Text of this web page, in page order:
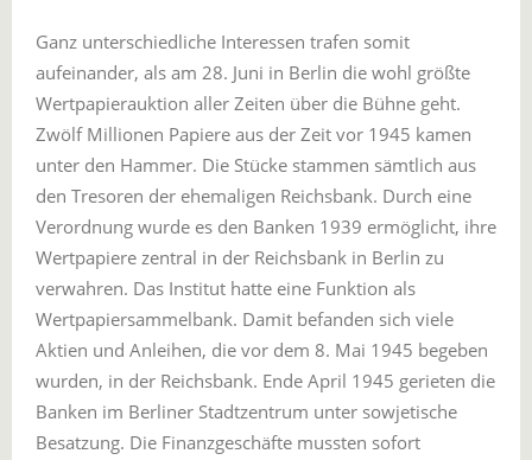
Ganz unterschiedliche Interessen trafen somit
aufeinander, als am 28. Juni in Berlin die wohl größte
Wertpapierauktion aller Zeiten über die Bühne geht.
Zwölf Millionen Papiere aus der Zeit vor 1945 kamen
unter den Hammer. Die Stücke stammen sämtlich aus
den Tresoren der ehemaligen Reichsbank. Durch eine
Verordnung wurde es den Banken 1939 ermöglicht, ihre
Wertpapiere zentral in der Reichsbank in Berlin zu
verwahren. Das Institut hatte eine Funktion als
Wertpapiersammelbank. Damit befanden sich viele
Aktien und Anleihen, die vor dem 8. Mai 1945 begeben
wurden, in der Reichsbank. Ende April 1945 gerieten die
Banken im Berliner Stadtzentrum unter sowjetische
Besatzung. Die Finanzgeschäfte mussten sofort